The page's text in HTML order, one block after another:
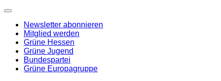
Weiter
Inhalt
Newsletter abonnieren
Mitglied werden
Grüne Hessen
Grüne Jugend
Bundespartei
Grüne Europagruppe